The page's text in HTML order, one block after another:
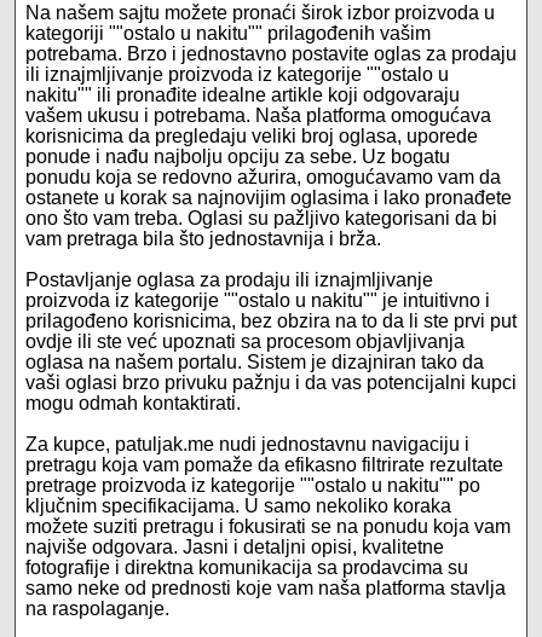
Na našem sajtu možete pronaći širok izbor proizvoda u
kategoriji ""ostalo u nakitu"" prilagođenih vašim
potrebama. Brzo i jednostavno postavite oglas za prodaju
ili iznajmljivanje proizvoda iz kategorije ""ostalo u
nakitu"" ili pronađite idealne artikle koji odgovaraju
vašem ukusu i potrebama. Naša platforma omogućava
korisnicima da pregledaju veliki broj oglasa, uporede
ponude i nađu najbolju opciju za sebe. Uz bogatu
ponudu koja se redovno ažurira, omogućavamo vam da
ostanete u korak sa najnovijim oglasima i lako pronađete
ono što vam treba. Oglasi su pažljivo kategorisani da bi
vam pretraga bila što jednostavnija i brža.
Postavljanje oglasa za prodaju ili iznajmljivanje
proizvoda iz kategorije ""ostalo u nakitu"" je intuitivno i
prilagođeno korisnicima, bez obzira na to da li ste prvi put
ovdje ili ste već upoznati sa procesom objavljivanja
oglasa na našem portalu. Sistem je dizajniran tako da
vaši oglasi brzo privuku pažnju i da vas potencijalni kupci
mogu odmah kontaktirati.
Za kupce, patuljak.me nudi jednostavnu navigaciju i
pretragu koja vam pomaže da efikasno filtrirate rezultate
pretrage proizvoda iz kategorije ""ostalo u nakitu"" po
ključnim specifikacijama. U samo nekoliko koraka
možete suziti pretragu i fokusirati se na ponudu koja vam
najviše odgovara. Jasni i detaljni opisi, kvalitetne
fotografije i direktna komunikacija sa prodavcima su
samo neke od prednosti koje vam naša platforma stavlja
na raspolaganje.